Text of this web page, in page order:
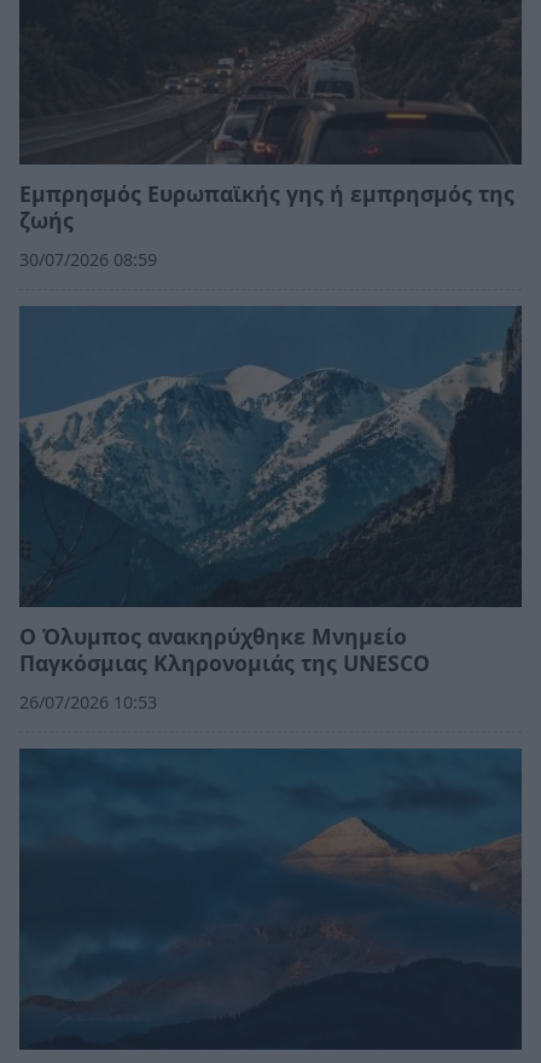
Εμπρησμός Ευρωπαϊκής γης ή εμπρησμός της
ζωής
30/07/2026 08:59
Ο Όλυμπος ανακηρύχθηκε Μνημείο
Παγκόσμιας Κληρονομιάς της UNESCO
26/07/2026 10:53